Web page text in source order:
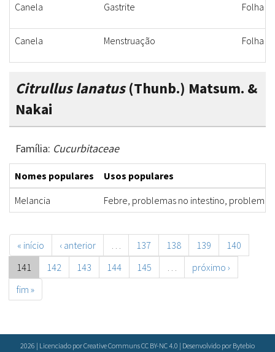
Canela Gastrite Folha
Canela Menstruação Folha
Citrullus lanatus(Thunb.) Matsum. &
Nakai
Família: Cucurbitaceae
Nomes populares
Usos populares
Melancia
Febre, problemas no intestino, problemas
« início ‹ anterior … 137 138 139
140
141
142 143 144 145 …
próximo ›
fim »
2026 | Licenciado por Creative Communs CC BY-NC 4.0 | Desenvolvido por Bytebio